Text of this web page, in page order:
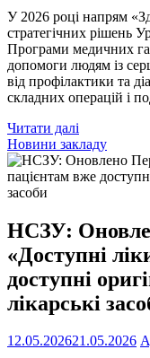
У 2026 році напрям
стратегічних рішень
Програми медичних
допомоги людям із
від профілактики та
складних операцій і
Читати далі
Новини закладу
НСЗУ:
«Доступні
доступні
лікарські
12.05.202621.05.2026